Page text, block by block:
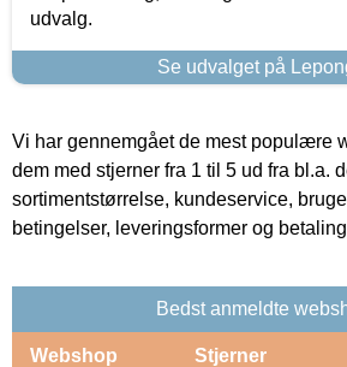
udvalg.
Se udvalget på
Vi har gennemgået de mest populære
dem med stjerner fra 1 til 5 ud fra bl.a.
sortimentstørrelse, kundeservice,
betingelser, leveringsformer og
Bedst anmeldte
Webshop Stjerner